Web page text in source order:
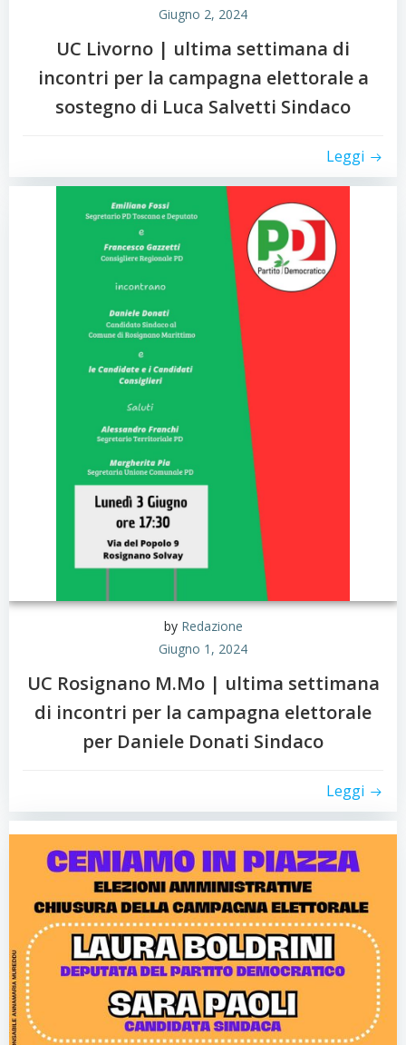
Giugno 2, 2024
UC Livorno | ultima settimana di
incontri per la campagna elettorale a
sostegno di Luca Salvetti Sindaco
Leggi
by Redazione
Giugno 1, 2024
UC Rosignano M.Mo | ultima settimana
di incontri per la campagna elettorale
per Daniele Donati Sindaco
Leggi